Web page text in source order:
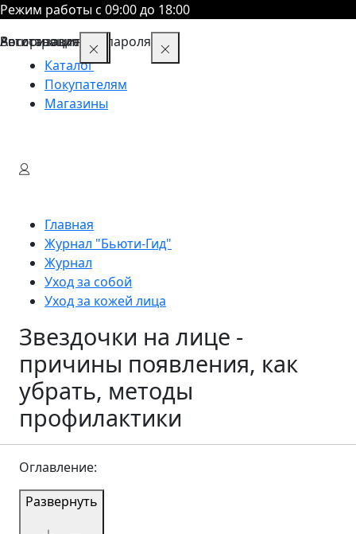
Режим работы с 09:00 до 18:00
Каталог
Покупателям
Магазины
Главная
Журнал "Бьюти-Гид"
Журнал
Уход за собой
Уход за кожей лица
Звездочки на лице -
причины появления, как
убрать, методы
профилактики
Оглавление:
Развернуть
Восстановление пароля
Авторизация
Регистрация